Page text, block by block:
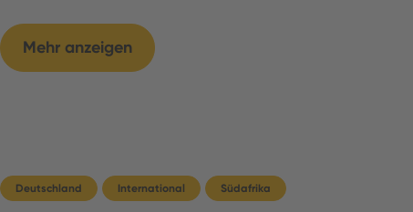
Mehr anzeigen
Deutschland International Südafrika